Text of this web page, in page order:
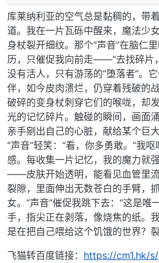
库莱纳利亚的空气总是黏稠的，带
道。我在一片瓦砾中醒来，魔法少
身杖裂开细纹。那个“声音”在脑仁
历，只催促我向前走——“去找碎片
没有活人，只有游荡的“堕落者”。
伴，如今皮肉溃烂，仍穿着残破的
破碎的变身杖刺穿它们的喉咙，却
光的记忆碎片。触碰的瞬间，画面
亲手剜出自己的心脏，献给某个巨
“声音”轻笑：“看，你多勇敢。”我
感。每收集一片记忆，我的魔力就
——皮肤开始透明，能看见血管里
裂隙，里面伸出无数苍白的手臂，
女。“声音”催促我跳下去：“这是唯
手，指尖正在剥落，像烧焦的纸。
是在把自己喂给这个饥饿的世界？
飞猫转百度链接： https://cm1.hk/